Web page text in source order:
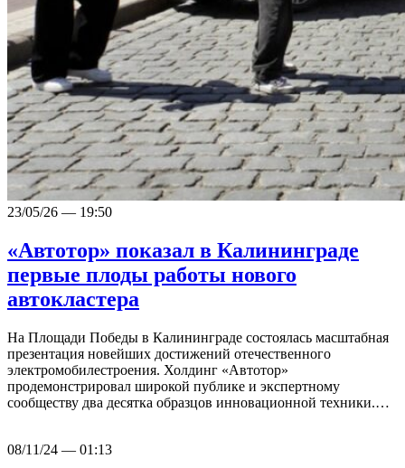
23/05/26 — 19:50
«Автотор» показал в Калининграде
первые плоды работы нового
автокластера
На Площади Победы в Калининграде состоялась масштабная
презентация новейших достижений отечественного
электромобилестроения. Холдинг «Автотор»
продемонстрировал широкой публике и экспертному
сообществу два десятка образцов инновационной техники.…
08/11/24 — 01:13